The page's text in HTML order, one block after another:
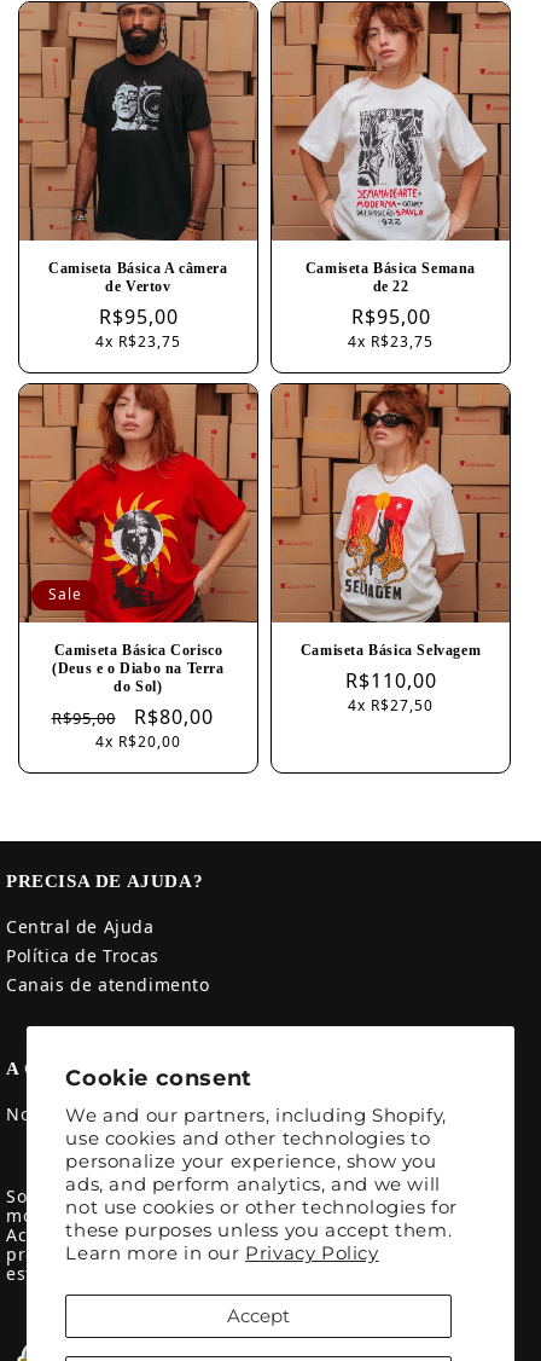
Cookie consent
We and our partners, including Shopify,
use cookies and other technologies to
personalize your experience, show you
ads, and perform analytics, and we will
not use cookies or other technologies for
these purposes unless you accept them.
Learn more in our Privacy Policy
Accept
Camiseta Básica A câmera
de Vertov
Regular
price
R$95,00
4x R$23,75
Camiseta Básica Semana
de 22
Regular
price
R$95,00
4x R$23,75
Sale
Camiseta Básica Corisco
(Deus e o Diabo na Terra
do Sol)
Regular
price
R$95,00
Sale
price
R$80,00
4x R$20,00
Camiseta Básica Selvagem
Regular
price
R$110,00
4x R$27,50
PRECISA DE AJUDA?
Central de Ajuda
Política de Trocas
Canais de atendimento
A CRÍTICA
Nossa história
Somos uma marca de moda impressa inspirada nos
movimentos sociais e políticos de esquerda.
Acreditamos no poder da comunicação visual para
promover causas e debates, unindo originalidade,
estética e qualidade em cada peça.